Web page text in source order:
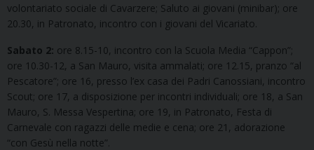
volontariato sociale di Cavarzere; Saluto ai giovani (minibar); ore
20.30, in Patronato, incontro con i giovani del Vicariato.
Sabato 2: ore 8.15-10, incontro con la Scuola Media “Cappon”;
ore 10.30-12, a San Mauro, visita ammalati; ore 12.15, pranzo “al
Pescatore”; ore 16, presso l’ex casa dei Padri Canossiani, incontro
Scout; ore 17, a disposizione per incontri individuali; ore 18, a San
Mauro, S. Messa Vespertina; ore 19, in Patronato, Festa di
Carnevale con ragazzi delle medie e cena; ore 21, adorazione
“con Gesù nella notte”.